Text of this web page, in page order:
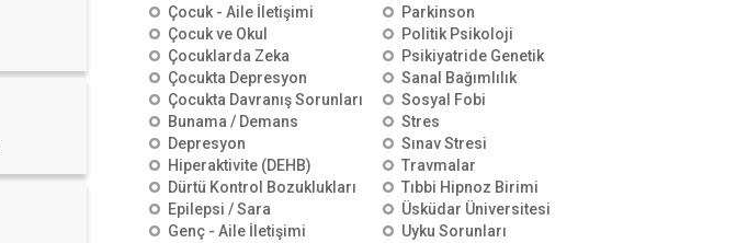
Çocuk - Aile İletişimi
Çocuk ve Okul
Çocuklarda Zeka
Çocukta Depresyon
Çocukta Davranış Sorunları
Bunama / Demans
Depresyon
Hiperaktivite (DEHB)
Dürtü Kontrol Bozuklukları
Epilepsi / Sara
Genç - Aile İletişimi
Parkinson
Politik Psikoloji
Psikiyatride Genetik
Sanal Bağımlılık
Sosyal Fobi
Stres
Sınav Stresi
Travmalar
Tıbbi Hipnoz Birimi
Üsküdar Üniversitesi
Uyku Sorunları